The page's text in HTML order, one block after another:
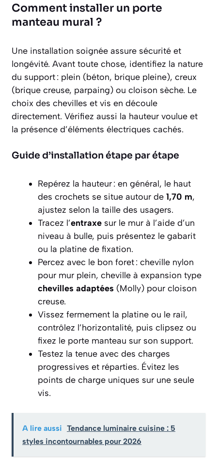
Comment installer un porte
manteau mural ?
Une installation soignée assure sécurité et
longévité. Avant toute chose, identifiez la nature
du support : plein (béton, brique pleine), creux
(brique creuse, parpaing) ou cloison sèche. Le
choix des chevilles et vis en découle
directement. Vérifiez aussi la hauteur voulue et
la présence d’éléments électriques cachés.
Guide d’installation étape par étape
Repérez la hauteur : en général, le haut
des crochets se situe autour de 1,70 m,
ajustez selon la taille des usagers.
Tracez l’entraxe sur le mur à l’aide d’un
niveau à bulle, puis présentez le gabarit
ou la platine de fixation.
Percez avec le bon foret : cheville nylon
pour mur plein, cheville à expansion type
chevilles adaptées (Molly) pour cloison
creuse.
Vissez fermement la platine ou le rail,
contrôlez l’horizontalité, puis clipsez ou
fixez le porte manteau sur son support.
Testez la tenue avec des charges
progressives et réparties. Évitez les
points de charge uniques sur une seule
vis.
A lire aussi Tendance luminaire cuisine : 5
styles incontournables pour 2026